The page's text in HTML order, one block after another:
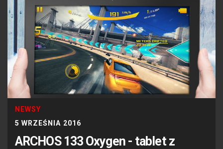
NEWSY
5 WRZEŚNIA 2016
ARCHOS 133 Oxygen - tablet z